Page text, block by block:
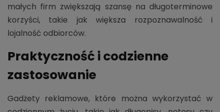
małych firm zwiększają szansę na długoterminowe
korzyści, takie jak większa rozpoznawalność i
lojalność odbiorców.
Praktyczność i codzienne
zastosowanie
Gadżety reklamowe, które można wykorzystać w